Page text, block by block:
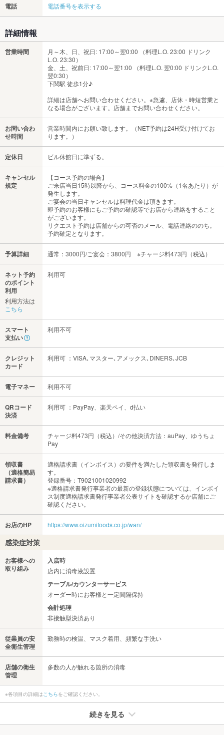
電話 電話番号を表示する
詳細情報
営業時間
月～木、日、祝日: 17:00～翌0:00 （料理L.O. 23:00 ドリンク
L.O. 23:30）
金、土、祝前日: 17:00～翌1:00 （料理L.O. 翌0:00 ドリンクL.O.
翌0:30）
下関駅 徒歩1分♪
詳細は店舗へお問い合わせください。※急遽、店休・時短営業と
なる場合がございます。店舗までお問い合わせください。
お問い合わ
せ時間
営業時間内にお願い致します。（NET予約は24H受け付けてお
ります。）
定休日 ビル休館日に準ずる。
キャンセル
規定
【コース予約の場合】
ご来店当日15時以降から、コース料金の100%（1名あたり）が
発生します。
ご宴会の当日キャンセルは料理代金は頂きます。
即予約のお客様にもご予約の確認等でお店から連絡をすること
がございます。
リクエスト予約は店舗からの可否のメール、電話連絡ののち。
予約確定となります。
予算詳細 通常：3000円/ご宴会：3800円 ※チャージ料473円（税込）
ネット予約
のポイント
利用
利用方法は
こちら
利用可
スマート
支払い
利用不可
クレジット
カード
利用可 ：VISA､マスター､アメックス､DINERS､JCB
電子マネー 利用不可
QRコード
決済
利用可 ：PayPay、楽天ペイ、d払い
料金備考
チャージ料473円（税込）/その他決済方法：auPay、ゆうちょ
Pay
領収書
（適格簡易
請求書）
適格請求書（インボイス）の要件を満たした領収書を発行しま
す。
登録番号：T9021001020992
※適格請求書発行事業者の最新の登録状態については、インボイ
ス制度適格請求書発行事業者公表サイトを確認するか店舗にご
確認ください。
お店のHP https://www.oizumifoods.co.jp/wan/
感染症対策
お客様への
取り組み
入店時
店内に消毒液設置
テーブル/カウンターサービス
オーダー時にお客様と一定間隔保持
会計処理
非接触型決済あり
従業員の安
全衛生管理
勤務時の検温、マスク着用、頻繁な手洗い
店舗の衛生
管理
多数の人が触れる箇所の消毒
※各項目の詳細はこちらをご確認ください。
続きを見る